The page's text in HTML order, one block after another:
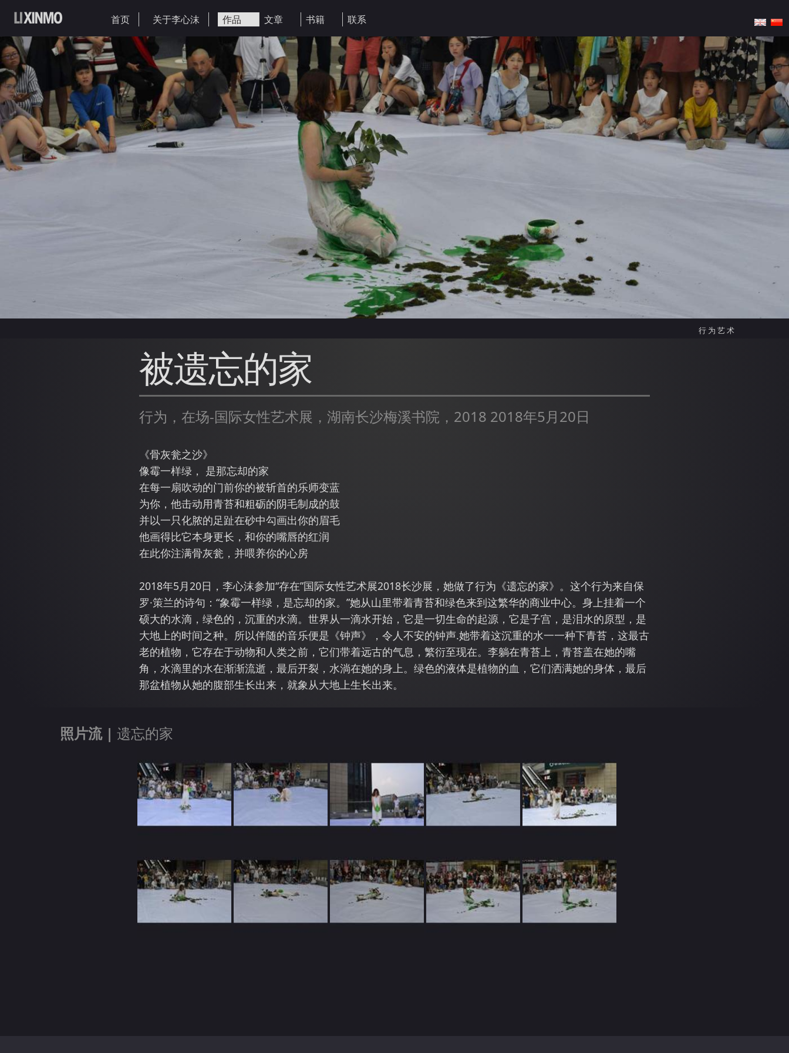
首页 关于李心沫 作品 文章 书籍 联系
行为艺术
被遗忘的家
行为，在场-国际女性艺术展，湖南长沙梅溪书院，2018 2018年5月20日
《骨灰瓮之沙》
像霉一样绿， 是那忘却的家
在每一扇吹动的门前你的被斩首的乐师变蓝
为你，他击动用青苔和粗砺的阴毛制成的鼓
并以一只化脓的足趾在砂中勾画出你的眉毛
他画得比它本身更长，和你的嘴唇的红润
在此你注满骨灰瓮，并喂养你的心房
2018年5月20日，李心沫参加“存在”国际女性艺术展2018长沙展，她做了行为《遗忘的家》。这个行为来自保
罗·策兰的诗句：“象霉一样绿，是忘却的家。”她从山里带着青苔和绿色来到这繁华的商业中心。身上挂着一个
硕大的水滴，绿色的，沉重的水滴。世界从一滴水开始，它是一切生命的起源，它是子宫，是泪水的原型，是
大地上的时间之种。所以伴随的音乐便是《钟声》，令人不安的钟声.她带着这沉重的水一一种下青苔，这最古
老的植物，它存在于动物和人类之前，它们带着远古的气息，繁衍至现在。李躺在青苔上，青苔盖在她的嘴
角，水滴里的水在渐渐流逝，最后开裂，水淌在她的身上。绿色的液体是植物的血，它们洒满她的身体，最后
那盆植物从她的腹部生长出来，就象从大地上生长出来。
照片流 | 遗忘的家